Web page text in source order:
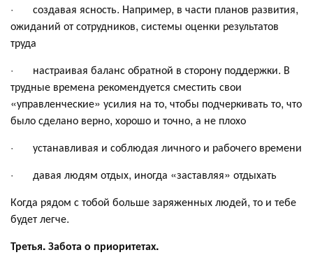
· создавая ясность. Например, в части планов развития,
ожиданий от сотрудников, системы оценки результатов
труда
· настраивая баланс обратной в сторону поддержки. В
трудные времена рекомендуется сместить свои
«управленческие» усилия на то, чтобы подчеркивать то, что
было сделано верно, хорошо и точно, а не плохо
· устанавливая и соблюдая личного и рабочего времени
· давая людям отдых, иногда «заставляя» отдыхать
Когда рядом с тобой больше заряженных людей, то и тебе
будет легче.
Третья. Забота о приоритетах.